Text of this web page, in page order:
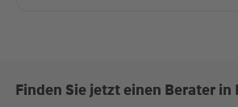
Finden Sie jetzt einen Berater in